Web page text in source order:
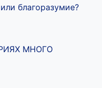
благоразумие?
МНОГО